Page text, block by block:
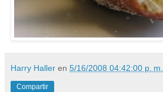
Harry Haller en 5/16/2008 04:42:00 p. m.
Compartir